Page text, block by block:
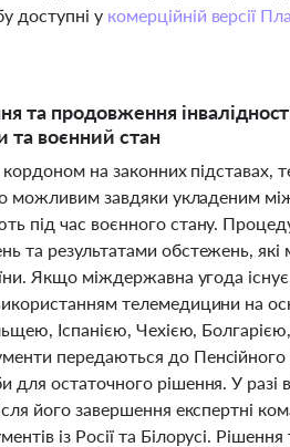
доступні у комерційній версії
та продовження
та воєнний стан
кордоном на законних
можливим завдяки укладеним
під час воєнного стану.
та результатами обстежень,
Якщо міждержавна угода
телемедицини на
Іспанією, Чехією,
передаються до
для остаточного рішення. У разі
його завершення експертні
із Росії та Білорусі.